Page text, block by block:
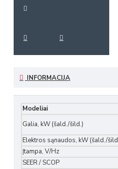
INFORMACIJA
Modeliai
Galia, kW (šald./šild.)
Elektros sąnaudos, kW (šald./
Įtampa, V/Hz
SEER / SCOP